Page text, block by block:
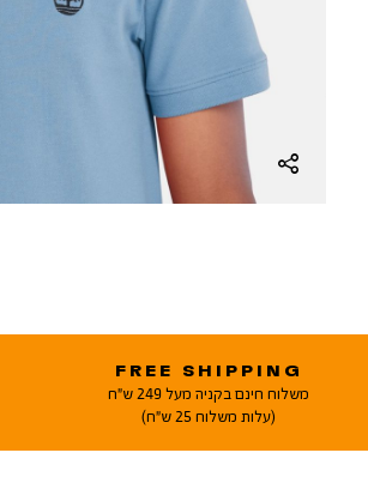
FREE SHIPPING
משלוח חינם בקניה מעל 249 ש"ח
(עלות משלוח 25 ש"ח)